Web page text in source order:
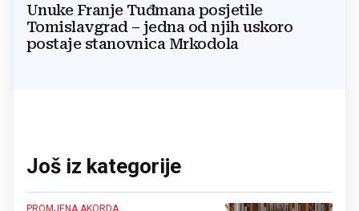
Unuke Franje Tuđmana posjetile
Tomislavgrad – jedna od njih uskoro
postaje stanovnica Mrkodola
Još iz kategorije
PROMJENA AKORDA